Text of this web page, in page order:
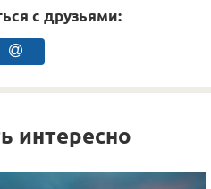
с друзьями:
интересно